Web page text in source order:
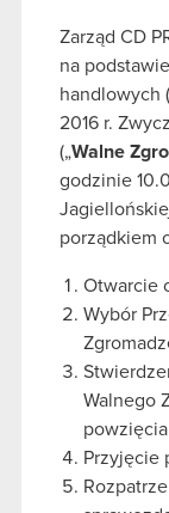
Zarząd CD
na
handlowych
2016 r.
(„Walne
godzinie
porządkiem
Otwarcie
Wybór
Walnego
Przyjęcie